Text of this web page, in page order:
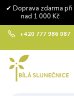
✔ Doprava zdarma
nad 1 000 Kč
+420 777 986 087